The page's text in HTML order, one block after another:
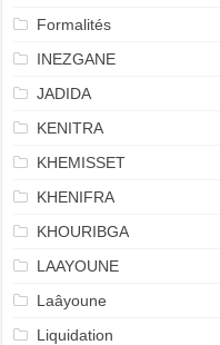
Formalités
INEZGANE
JADIDA
KENITRA
KHEMISSET
KHENIFRA
KHOURIBGA
LAAYOUNE
Laâyoune
Liquidation